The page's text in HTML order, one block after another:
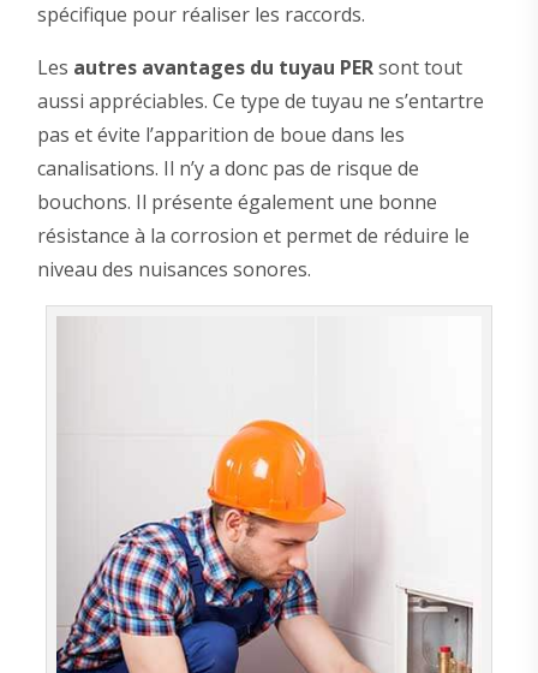
spécifique pour réaliser les raccords.
Les autres avantages du tuyau PERsont tout
aussi appréciables. Ce type de tuyau ne s’entartre
pas et évite l’apparition de boue dans les
canalisations. Il n’y a donc pas de risque de
bouchons. Il présente également une bonne
résistance à la corrosion et permet de réduire le
niveau des nuisances sonores.